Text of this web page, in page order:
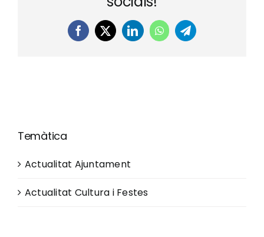
Facebook
X LinkedInWhatsAppTelegram
Temàtica
Actualitat Ajuntament
Actualitat Cultura i Festes